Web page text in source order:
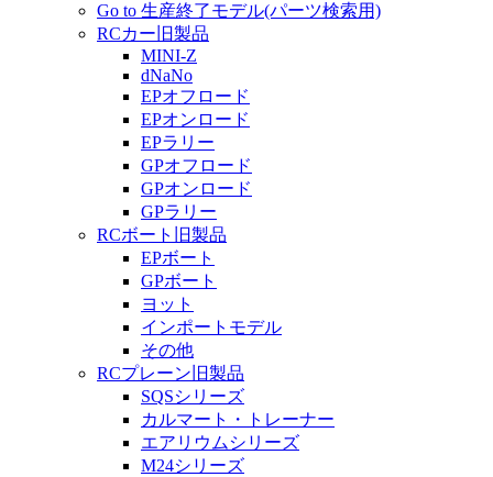
Go to 生産終了モデル(パーツ検索用)
RCカー旧製品
MINI-Z
dNaNo
EPオフロード
EPオンロード
EPラリー
GPオフロード
GPオンロード
GPラリー
RCボート旧製品
EPボート
GPボート
ヨット
インポートモデル
その他
RCプレーン旧製品
SQSシリーズ
カルマート・トレーナー
エアリウムシリーズ
M24シリーズ